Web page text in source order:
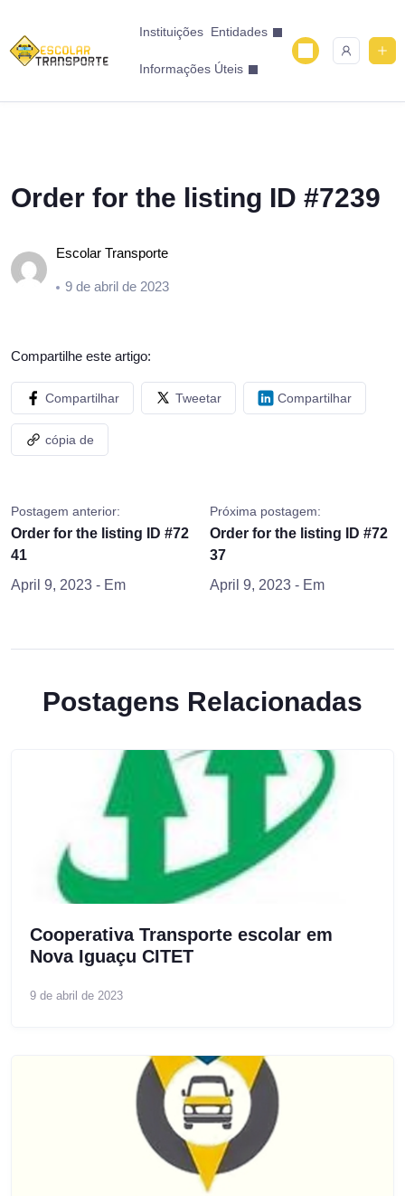
Instituições Entidades
Informações Úteis
Order for the listing ID #7239
Escolar Transporte
9 de abril de 2023
Compartilhe este artigo:
Compartilhar Tweetar Compartilhar
cópia de
Postagem anterior:
Order for the listing ID #72
41
April 9, 2023 - Em
Próxima postagem:
Order for the listing ID #72
37
April 9, 2023 - Em
Postagens Relacionadas
Cooperativa Transporte escolar em
Nova Iguaçu CITET
9 de abril de 2023